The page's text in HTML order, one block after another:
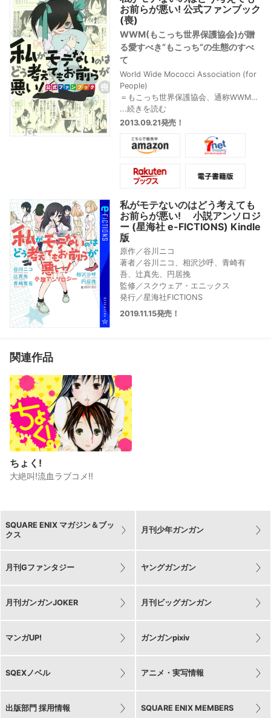
お前らが悪い! 公式ファンブック
(喪)
WWM(もこっち世界保護協会)が贈
る愛すべき”もこっち”の生態のすべ
て
World Wide Mococci Association (for
People)
＝もこっち世界保護協会、通称WWM
もこっちを愛でるファンのみんなとと
もにつくる初の公式ファンブック。い
ろんな意味で心に突き刺さる”もこっち
名台詞・衝撃表情集”をメインコンテン
ツに、全国のWWM会員(ファンの皆様)
から寄せられたあるある投稿企画、谷
川ニコ先生への質問、そしてアニメー
ションもこっちの紹介と、暑苦しいぐ
らいにもりだくさんな内容でお届けし
ます。もちろんファンブックならでは
の、特別読みきりも収録予定。まるっ
と喪り喪り、愛すべき”もこっち”が様々
な角度で丸裸になるファンブックで
す。
...続きを読む
2013.09.21発売！
私がモテないのはどう考えても
お前らが悪い! 小説アンソロジ
ー (星海社 e-FICTIONS) Kindle
版
原作／谷川ニコ
著者／谷川ニコ、相沢沙呼、青崎有
吾、辻真先、円居挽
監修／スクウェア・エニックス
発行／星海社FICTIONS
2019.11.15発売！
関連作品
ちょく!
大絶叫!流血ラブコメ!!
SQUARE ENIX マガジン＆ブッ
クス
月刊少年ガンガン
月刊Gファンタジー ヤングガンガン
月刊ガンガンJOKER 月刊ビッグガンガン
マンガUP! ガンガンpixiv
SQEXノベル アニメ・実写情報
出版部門 採用情報 SQUARE ENIX MEMBERS